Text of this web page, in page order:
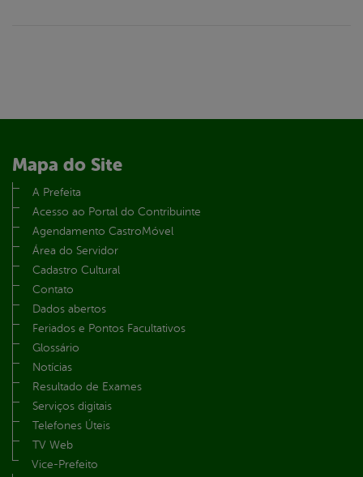
Mapa do Site
A Prefeita
Acesso ao Portal do Contribuinte
Agendamento CastroMóvel
Área do Servidor
Cadastro Cultural
Contato
Dados abertos
Feriados e Pontos Facultativos
Glossário
Notícias
Resultado de Exames
Serviços digitais
Telefones Úteis
TV Web
Vice-Prefeito